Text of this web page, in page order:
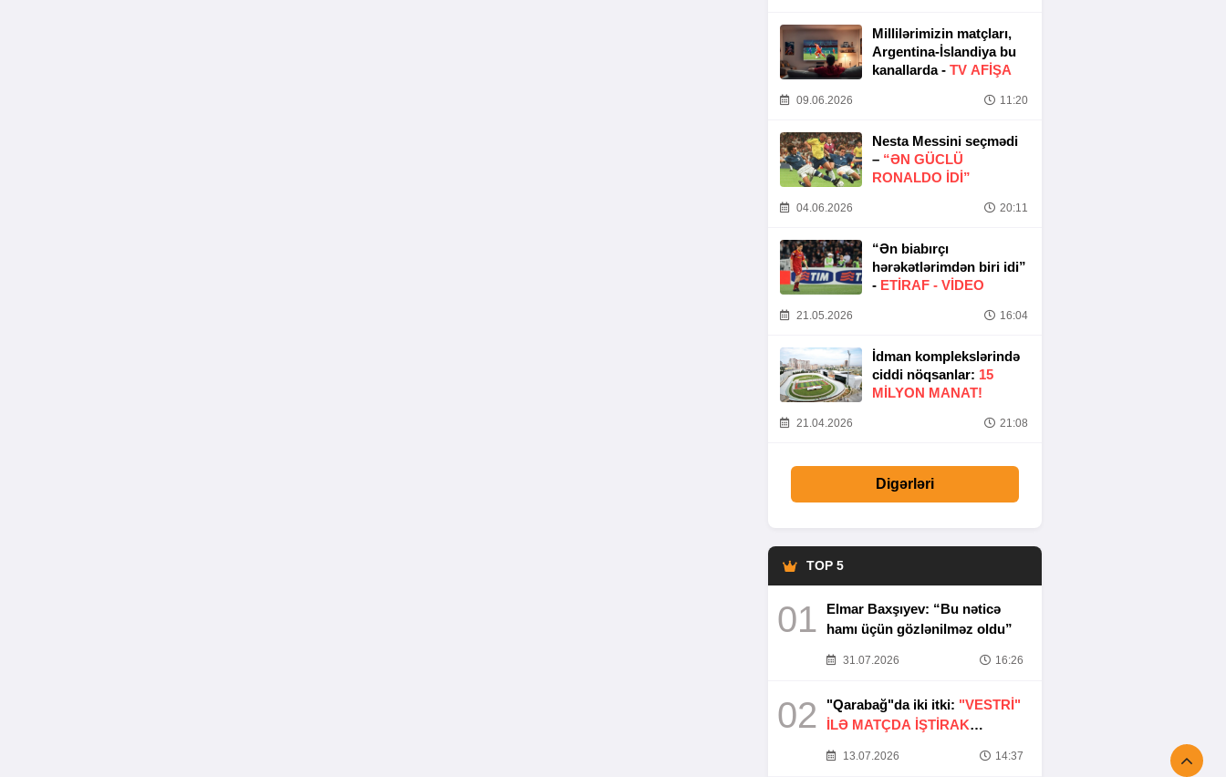
Millilərimizin matçları,
Argentina-İslandiya bu
kanallarda - TV AFİŞA
09.06.2026 11:20
Nesta Messini seçmədi
– “ƏN GÜCLÜ
RONALDO IDI”
04.06.2026 20:11
“Ən biabırçı
hərəkətlərimdən biri idi”
- ETIRAF - VİDEO
21.05.2026 16:04
İdman komplekslərində
ciddi nöqsanlar: 15
MILYON MANAT!
21.04.2026 21:08
Digərləri
TOP 5
01
Elmar Baxşıyev: “Bu nəticə
hamı üçün gözlənilməz oldu”
31.07.2026 16:26
02 "Qarabağ"da iki itki: "VESTRİ"
İLƏ MATÇDA İŞTİRAK
13.07.2026 14:37